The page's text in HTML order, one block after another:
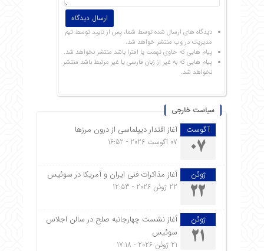
دیدگاه های ارسال شده توسط شما، پس از تایید توسط تیم
مدیریت در وب منتشر خواهد شد.
پیام هایی که حاوی تهمت یا افترا باشد منتشر نخواهد شد.
پیام هایی که به غیر از زبان فارسی یا غیر مرتبط باشد منتشر
نخواهد شد.
سیاست خارجی
آگوست
07
آغاز اقتدار دیپلماسی از درون مرزها
07 آگوست 2026 - 16:52
ژوئن
22
آغاز مذاکرات فنی ایران و آمریکا در سوئیس
22 ژوئن 2026 - 12:53
ژوئن
21
آغاز نشست چهارجانبه صلح در سالن اجلاس
سوئیس
21 ژوئن 2026 - 17:18